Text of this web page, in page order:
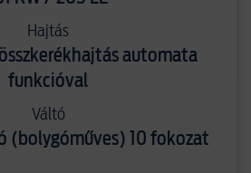
Hajtás
automata
funkcióval
Váltó
(bolygóműves) 10 fokozat